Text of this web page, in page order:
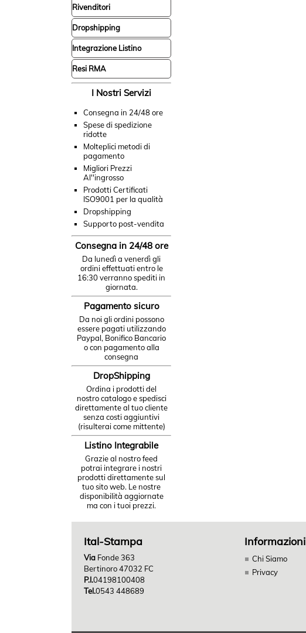
Rivenditori
Dropshipping
Integrazione Listino
Resi RMA
I Nostri Servizi
Consegna in 24/48 ore
Spese di spedizione
ridotte
Molteplici metodi di
pagamento
Migliori Prezzi
Al''ingrosso
Prodotti Certificati
ISO9001 per la qualità
Dropshipping
Supporto post-vendita
Consegna in 24/48 ore
Da lunedì a venerdì gli
ordini effettuati entro le
16:30 verranno spediti in
giornata.
Pagamento sicuro
Da noi gli ordini possono
essere pagati utilizzando
Paypal, Bonifico Bancario
o con pagamento alla
consegna
DropShipping
Ordina i prodotti del
nostro catalogo e spedisci
direttamente al tuo cliente
senza costi aggiuntivi
(risulterai come mittente)
Listino Integrabile
Grazie al nostro feed
potrai integrare i nostri
prodotti direttamente sul
tuo sito web. Le nostre
disponibilità aggiornate
ma con i tuoi prezzi.
Ital-Stampa
Via Fonde 363
Bertinoro 47032 FC
P.I.04198100408
Tel.0543 448689
Informazioni
Chi Siamo
Privacy